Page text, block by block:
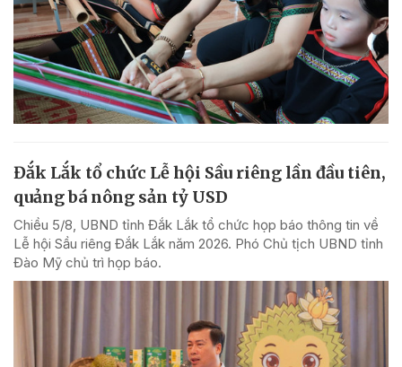
Đắk Lắk tổ chức Lễ hội Sầu riêng lần đầu tiên,
quảng bá nông sản tỷ USD
Chiều 5/8, UBND tỉnh Đắk Lắk tổ chức họp báo thông tin về
Lễ hội Sầu riêng Đắk Lắk năm 2026. Phó Chủ tịch UBND tỉnh
Đào Mỹ chủ trì họp báo.